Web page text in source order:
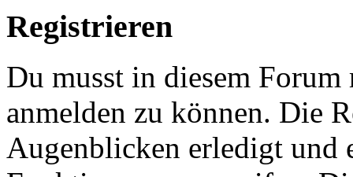
Registrieren
Du musst in diesem
anmelden zu können. Die
Augenblicken erledigt und